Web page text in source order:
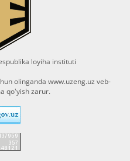
loyiha instituti
olinganda www.uzeng.uz veb-
qo'yish zarur.